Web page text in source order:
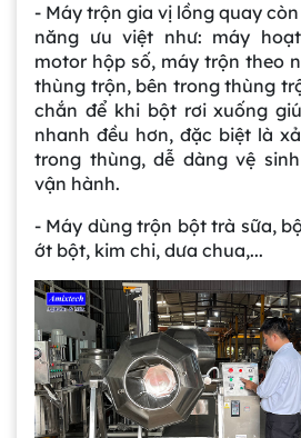
- Máy trộn gia vị lồng quay
năng ưu việt như: máy
motor hộp số, máy trộn theo
thùng trộn, bên trong thùng
chắn để khi bột rơi xuống
nhanh đều hơn, đặc biệt là
trong thùng, dễ dàng vệ
vận hành.
- Máy dùng trộn bột trà sữa,
ớt bột, kim chi, dưa chua,...